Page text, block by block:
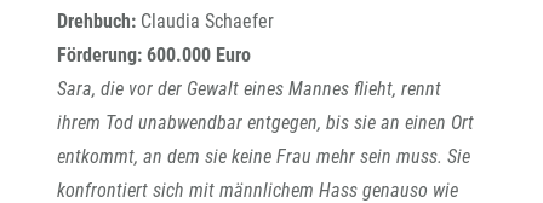
Drehbuch: Claudia Schaefer
Förderung: 600.000 Euro
Sara, die vor der Gewalt eines Mannes flieht, rennt
ihrem Tod unabwendbar entgegen, bis sie an einen Ort
entkommt, an dem sie keine Frau mehr sein muss. Sie
konfrontiert sich mit männlichem Hass genauso wie